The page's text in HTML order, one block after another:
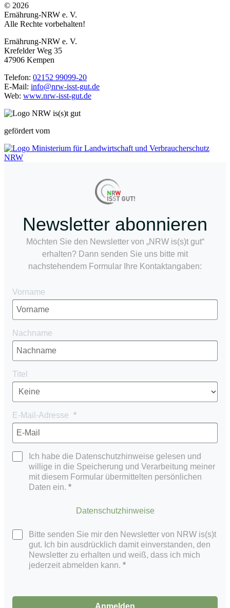
© 2026
Ernährung-NRW e. V.
Alle Rechte vorbehalten!
Ernährung-NRW e. V.
Krefelder Weg 35
47906 Kempen
Telefon: 02152 99099-20
E-Mail: info@nrw-isst-gut.de
Web: www.nrw-isst-gut.de
gefördert vom
Newsletter abonnieren
Möchten Sie den Newsletter von „NRW is(s)t gut“
erhalten? Dann senden Sie uns bitte mit
nachstehendem Formular Ihre Kontaktangaben:
Vorname
Nachname
Titel
E-Mail-Adresse
Ich habe die Datenschutzhinweise gelesen und
willige in die Speicherung und Verarbeitung meiner
mit diesem Formular übermittelten persönlichen
Daten ein.
Datenschutzhinweise
Bitte senden Sie mir den Newsletter von NRW is(s)t
gut. Ich bin ausdrücklich damit einverstanden, den
Newsletter zu erhalten und weiß, dass ich mich
jederzeit abmelden kann.
Anmelden